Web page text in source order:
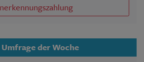
Umfrage der Woche